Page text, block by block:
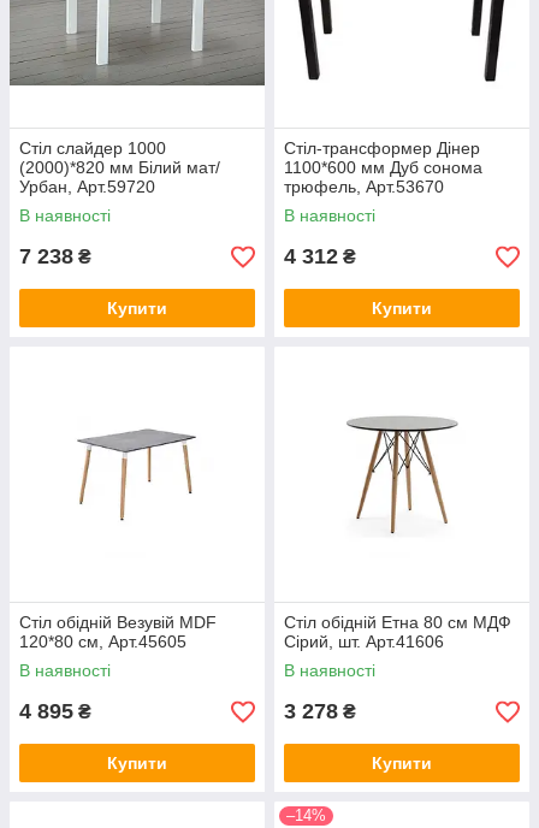
Стіл слайдер 1000
(2000)*820 мм Білий мат/
Урбан, Арт.59720
В наявності
7 238 ₴
Купити
Стіл-трансформер Дінер
1100*600 мм Дуб сонома
трюфель, Арт.53670
В наявності
4 312 ₴
Купити
Стіл обідній Везувій MDF
120*80 см, Арт.45605
В наявності
4 895 ₴
Купити
Стіл обідній Етна 80 см МДФ
Сірий, шт. Арт.41606
В наявності
3 278 ₴
Купити
–14%